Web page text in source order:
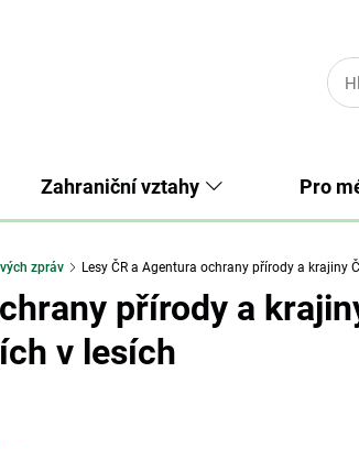
Zahraniční vztahy Pro
zpráv Lesy ČR a Agentura ochrany přírody a krajiny
přírody a
v lesích